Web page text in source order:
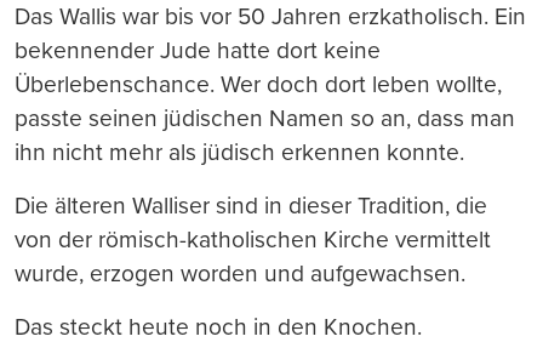
Das Wallis war bis vor 50 Jahren erzkatholisch. Ein
bekennender Jude hatte dort keine
Überlebenschance. Wer doch dort leben wollte,
passte seinen jüdischen Namen so an, dass man
ihn nicht mehr als jüdisch erkennen konnte.
Die älteren Walliser sind in dieser Tradition, die
von der römisch-katholischen Kirche vermittelt
wurde, erzogen worden und aufgewachsen.
Das steckt heute noch in den Knochen.